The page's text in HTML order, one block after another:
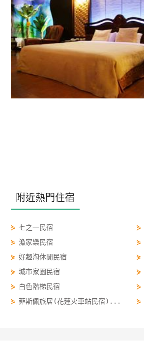
附近熱門住宿
⋟ 七之一民宿 ⋟
⋟ 漁家樂民宿 ⋟
⋟ 好趣淘休閒民宿 ⋟
⋟ 城市家園民宿 ⋟
⋟
白色階梯民宿 ⋟
⋟ 菲斯佩旅居(花蓮火車站民宿)... ⋟